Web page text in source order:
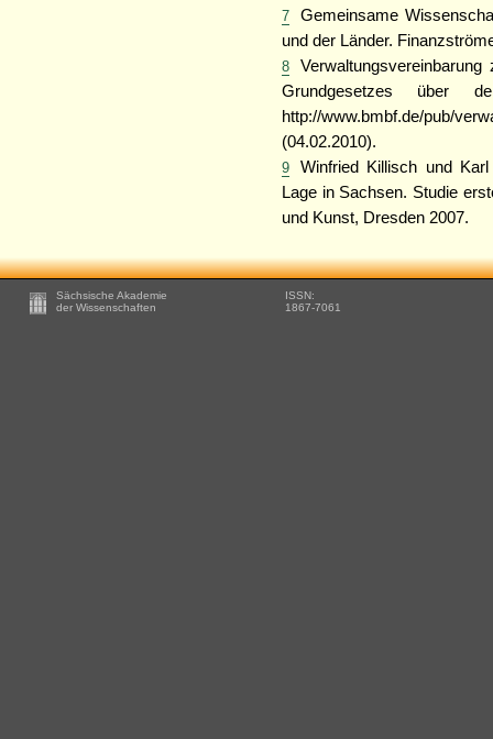
7
Gemeinsame
und der Länder.
8
Grundgesetzes über
http://www.bmbf.de/pub/
(04.02.2010).
9
Winfried Killisch und
Lage in Sachsen. Studie
und Kunst, Dresden 2007.
Footer
Sächsische Akademie
der Wissenschaften
ISSN:
1867-7061